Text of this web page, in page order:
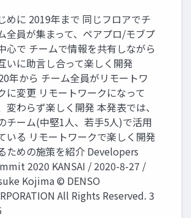
めに 2019年まで 同じフロアでチ
全員が集まって、ペアプロ/モブプ
心で チームで情報を共有しながら
いに助言し合って楽しく開発
年から チーム全員がリモートワ
に変更 リモートワークになって
変わらず楽しく開発 本発表では、
チーム(中堅1人、若手5人)で活用
いる リモートワークで楽しく開発
ための施策を紹介 Developers
2020 KANSAI / 2020-8-27 /
Kojima © DENSO
All Rights Reserved. 3